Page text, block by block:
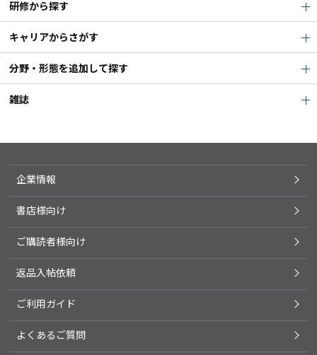
研修から探す
キャリアからさがす
分野・形態を追加して探す
雑誌
企業情報
書店様向け
ご購読者様向け
返品入帖依頼
ご利用ガイド
よくあるご質問